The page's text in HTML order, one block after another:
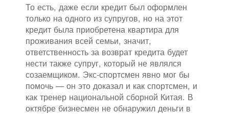
То есть, даже если кредит был оформлен
только на одного из супругов, но на этот
кредит была приобретена квартира для
проживания всей семьи, значит,
ответственность за возврат кредита будет
нести также супруг, который не являлся
созаемщиком. Экс-спортсмен явно мог бы
помочь — он это доказал и как спортсмен, и
как тренер национальной сборной Китая. В
октябре бизнесмен не обнаружил деньги в